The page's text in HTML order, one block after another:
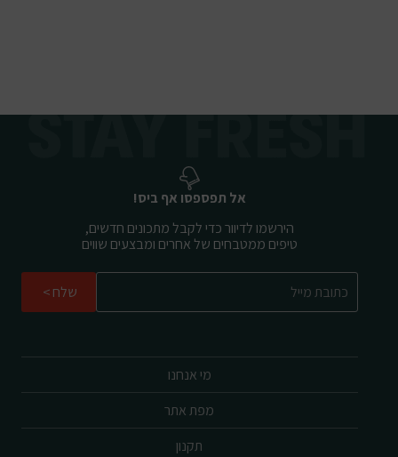
מי אנחנו
מפת אתר
תקנון
אל תפספסו אף ביס!
הירשמו לדיוור כדי לקבל מתכונים חדשים,
טיפים ממטבחים של אחרים ומבצעים שווים
שלח